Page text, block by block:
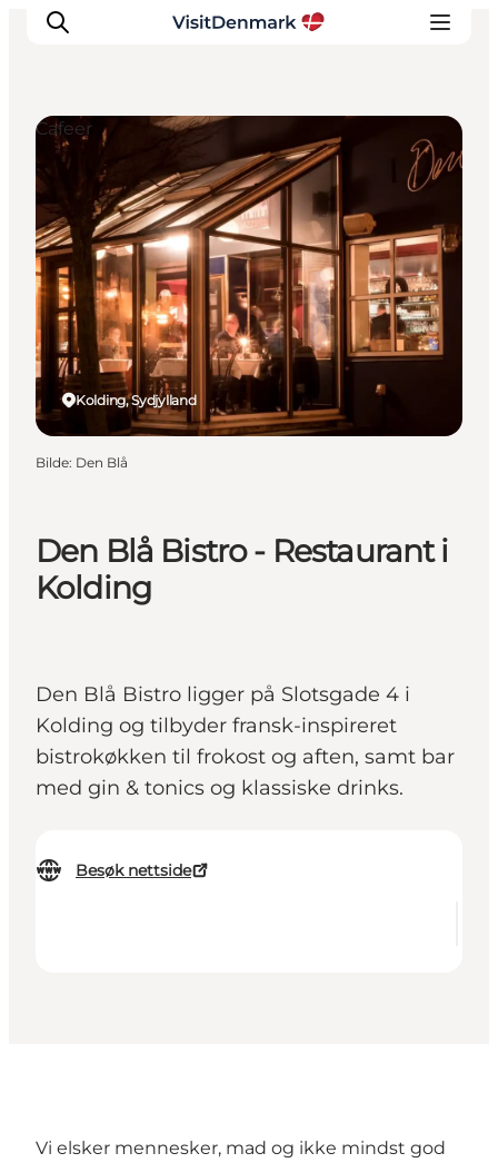
Inspirasjon
Reisemål
Aktiviteter
Overnatting
Planlegg reisen
Den Blå Bistro - Restaurant i
Kolding
Den Blå Bistro ligger på Slotsgade 4 i
Kolding og tilbyder fransk-inspireret
bistrokøkken til frokost og aften, samt bar
med gin & tonics og klassiske drinks.
Besøk nettside
Kolding, Sydjylland
Cafeer
Bilde: Den Blå
Vi elsker mennesker, mad og ikke mindst god